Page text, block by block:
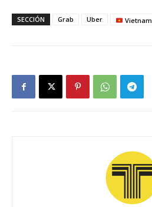
SECCIÓN Grab Uber Vietnam